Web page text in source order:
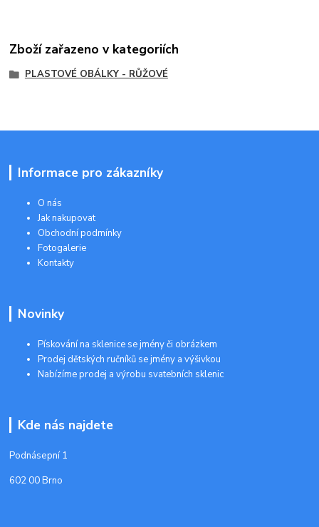
Zboží zařazeno v kategoriích
PLASTOVÉ OBÁLKY - RŮŽOVÉ
Informace pro zákazníky
O nás
Jak nakupovat
Obchodní podmínky
Fotogalerie
Kontakty
Novinky
Pískování na sklenice se jmény či obrázkem
Prodej dětských ručníků se jmény a výšivkou
Nabízíme prodej a výrobu svatebních sklenic
Kde nás najdete
Podnásepní 1
602 00 Brno